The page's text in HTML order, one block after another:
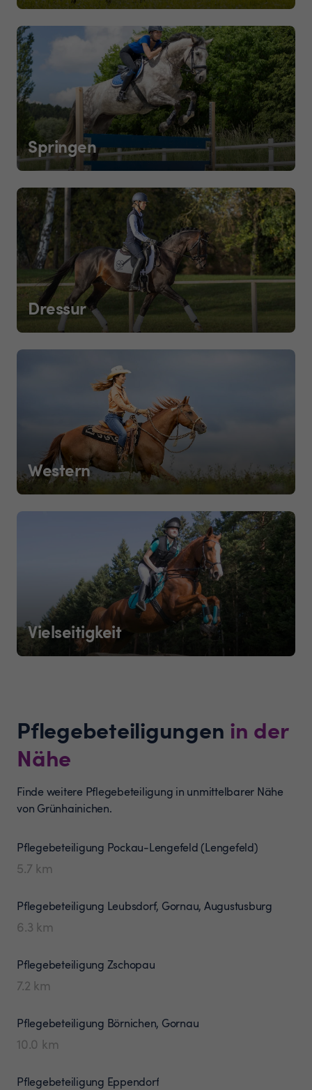
Springen
Dressur
Western
Vielseitigkeit
Pflegebeteiligungen in der
Nähe
Finde weitere Pflegebeteiligung in unmittelbarer Nähe
von Grünhainichen.
Pflegebeteiligung Pockau-Lengefeld (Lengefeld)
5.7 km
Pflegebeteiligung Leubsdorf, Gornau, Augustusburg
6.3 km
Pflegebeteiligung Zschopau
7.2 km
Pflegebeteiligung Börnichen, Gornau
10.0 km
Pflegebeteiligung Eppendorf